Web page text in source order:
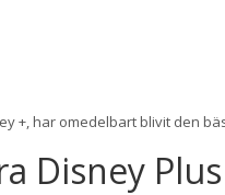
+, har omedelbart blivit den
Disney